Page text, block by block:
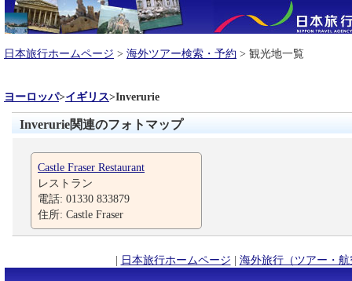
日本旅行ホームページ > 海外ツアー検索・予約 > 観光地一覧
ヨーロッパ>イギリス>Inverurie
Inverurie関連のフォトマップ
Castle Fraser Restaurant
レストラン
電話: 01330 833879
住所: Castle Fraser
| 日本旅行ホームページ | 海外旅行（ツアー・航